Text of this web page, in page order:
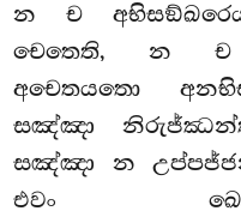
න ච
චෙතෙති, න ච
අචෙතයතො
සඤ්ඤා
සඤ්ඤා න
එවං